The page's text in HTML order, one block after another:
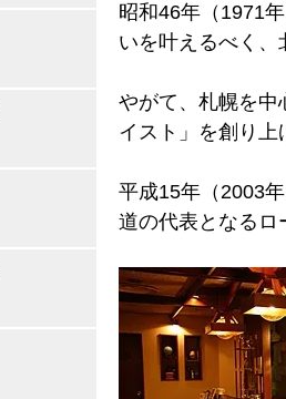
昭和46年（1971
いを叶えるべく、
やがて、札幌を中
イスト」を創り上
平成15年（2003
道の代表となるロ